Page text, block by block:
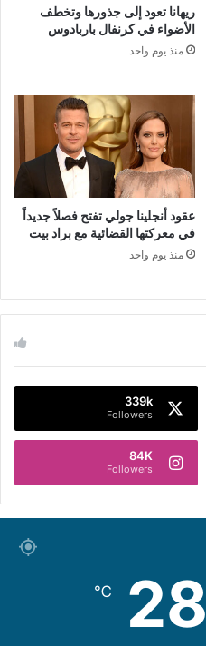
ريهانا تعود إلى جذورها وتخطف
الأضواء في كرنفال باربادوس
منذ يوم واحد
عقود أنجلينا جولي تفتح فصلاً جديداً
في معركتها القضائية مع براد بيت
منذ يوم واحد
339k
Followers
84K
Followers
28
℃